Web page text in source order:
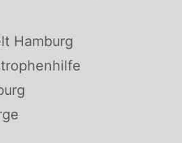
Hamburg